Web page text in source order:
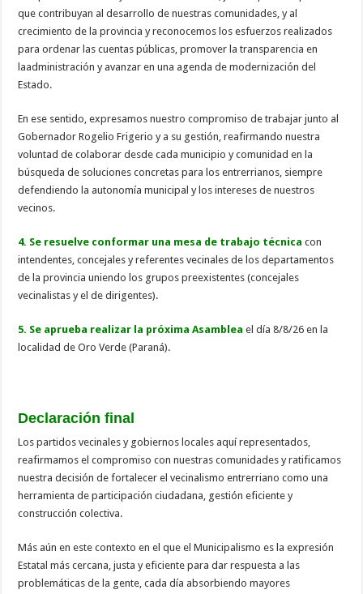
que contribuyan al desarrollo de nuestras comunidades, y al
crecimiento de la provincia y reconocemos los esfuerzos realizados
para ordenar las cuentas públicas, promover la transparencia en
laadministración y avanzar en una agenda de modernización del
Estado.
En ese sentido, expresamos nuestro compromiso de trabajar junto al
Gobernador Rogelio Frigerio y a su gestión, reafirmando nuestra
voluntad de colaborar desde cada municipio y comunidad en la
búsqueda de soluciones concretas para los entrerrianos, siempre
defendiendo la autonomía municipal y los intereses de nuestros
vecinos.
4. Se resuelve conformar una mesa de trabajo técnica con
intendentes, concejales y referentes vecinales de los departamentos
de la provincia uniendo los grupos preexistentes (concejales
vecinalistas y el de dirigentes).
5. Se aprueba realizar la próxima Asamblea el día 8/8/26 en la
localidad de Oro Verde (Paraná).
Declaración final
Los partidos vecinales y gobiernos locales aquí representados,
reafirmamos el compromiso con nuestras comunidades y ratificamos
nuestra decisión de fortalecer el vecinalismo entrerriano como una
herramienta de participación ciudadana, gestión eficiente y
construcción colectiva.
Más aún en este contexto en el que el Municipalismo es la expresión
Estatal más cercana, justa y eficiente para dar respuesta a las
problemáticas de la gente, cada día absorbiendo mayores